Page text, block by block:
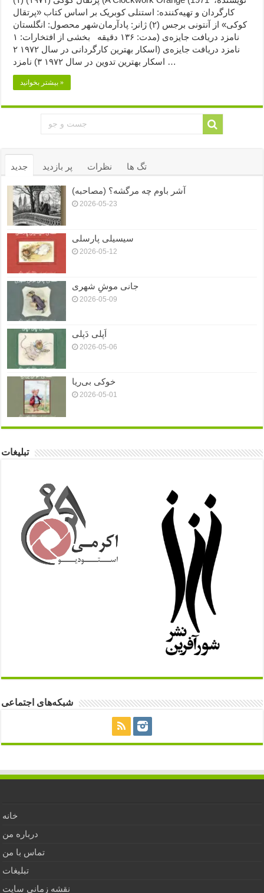
کارگردان و تهیه‌کننده: استنلی کوبریک بر اساس کتاب «پرتقال
کوکی» از آنتونی برجس (۲) ژانر: پادآرمان‌شهر محصول: انگلستان
مدت: ۱۳۶ دقیقه بخشی از افتخارات: ۱) نامزد دریافت جایزه‌ی
اسکار بهترین کارگردانی در سال ۱۹۷۲ ۲) نامزد دریافت جایزه‌ی
اسکار بهترین تدوین در سال ۱۹۷۲ ۳) نامزد …
بیشتر بخوانید »
جدید پر بازدید نظرات تگ ها
آشر باوم چه مرگشه؟ (مصاحبه)
2026-05-23
سیسیلی پارسلی
2026-05-12
جانی موشِ شهری
2026-05-09
اَپلی دَپلی
2026-05-06
خوکی بی‌ریا
2026-05-01
تبلیغات
شبکه‌های اجتماعی
خانه
درباره من
تماس با من
تبلیغات
نقشه زمانی سایت